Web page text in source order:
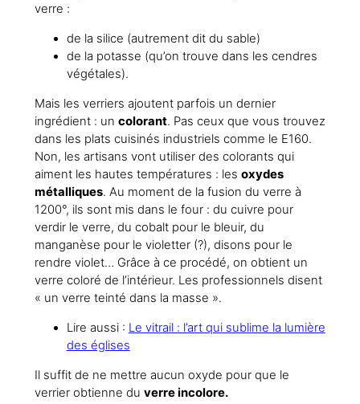
verre :
de la silice (autrement dit du sable)
de la potasse (qu’on trouve dans les cendres
végétales).
Mais les verriers ajoutent parfois un dernier
ingrédient : un colorant. Pas ceux que vous trouvez
dans les plats cuisinés industriels comme le E160.
Non, les artisans vont utiliser des colorants qui
aiment les hautes températures : les oxydes
métalliques. Au moment de la fusion du verre à
1200°, ils sont mis dans le four : du cuivre pour
verdir le verre, du cobalt pour le bleuir, du
manganèse pour le violetter (?), disons pour le
rendre violet… Grâce à ce procédé, on obtient un
verre coloré de l’intérieur. Les professionnels disent
« un verre teinté dans la masse ».
Lire aussi : Le vitrail : l’art qui sublime la lumière
des églises
Il suffit de ne mettre aucun oxyde pour que le
verrier obtienne du verre incolore.